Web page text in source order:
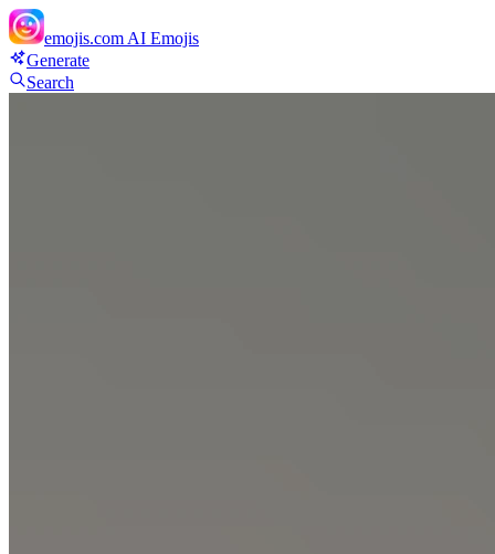
emojis.com AI Emojis
Generate
Search